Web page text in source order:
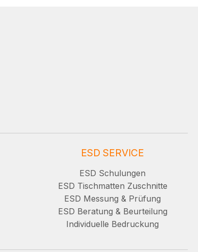
ESD SERVICE
ESD Schulungen
ESD Tischmatten Zuschnitte
ESD Messung & Prüfung
ESD Beratung & Beurteilung
Individuelle Bedruckung